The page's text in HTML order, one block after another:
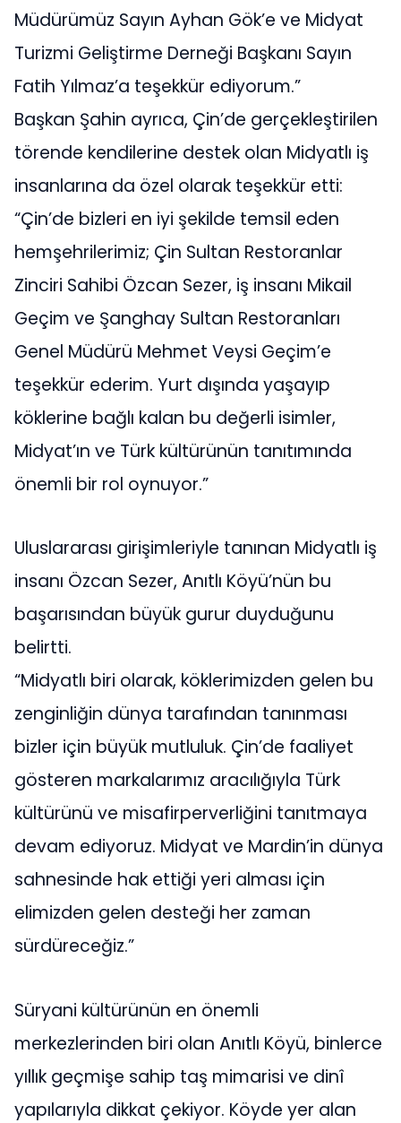
Müdürümüz Sayın Ayhan Gök’e ve Midyat
Turizmi Geliştirme Derneği Başkanı Sayın
Fatih Yılmaz’a teşekkür ediyorum.”
Başkan Şahin ayrıca, Çin’de gerçekleştirilen
törende kendilerine destek olan Midyatlı iş
insanlarına da özel olarak teşekkür etti:
“Çin’de bizleri en iyi şekilde temsil eden
hemşehrilerimiz; Çin Sultan Restoranlar
Zinciri Sahibi Özcan Sezer, iş insanı Mikail
Geçim ve Şanghay Sultan Restoranları
Genel Müdürü Mehmet Veysi Geçim’e
teşekkür ederim. Yurt dışında yaşayıp
köklerine bağlı kalan bu değerli isimler,
Midyat’ın ve Türk kültürünün tanıtımında
önemli bir rol oynuyor.”
Uluslararası girişimleriyle tanınan Midyatlı iş
insanı Özcan Sezer, Anıtlı Köyü’nün bu
başarısından büyük gurur duyduğunu
belirtti.
“Midyatlı biri olarak, köklerimizden gelen bu
zenginliğin dünya tarafından tanınması
bizler için büyük mutluluk. Çin’de faaliyet
gösteren markalarımız aracılığıyla Türk
kültürünü ve misafirperverliğini tanıtmaya
devam ediyoruz. Midyat ve Mardin’in dünya
sahnesinde hak ettiği yeri alması için
elimizden gelen desteği her zaman
sürdüreceğiz.”
Süryani kültürünün en önemli
merkezlerinden biri olan Anıtlı Köyü, binlerce
yıllık geçmişe sahip taş mimarisi ve dinî
yapılarıyla dikkat çekiyor. Köyde yer alan